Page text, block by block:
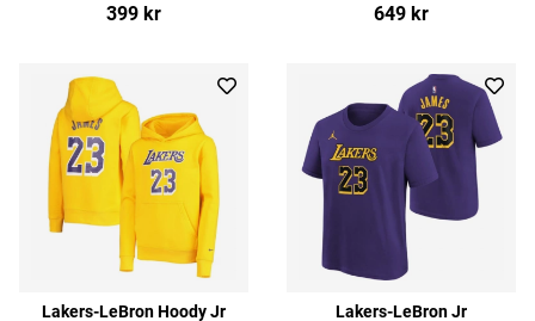
399 kr 649 kr
Lakers-LeBron Hoody Jr Lakers-LeBron Jr